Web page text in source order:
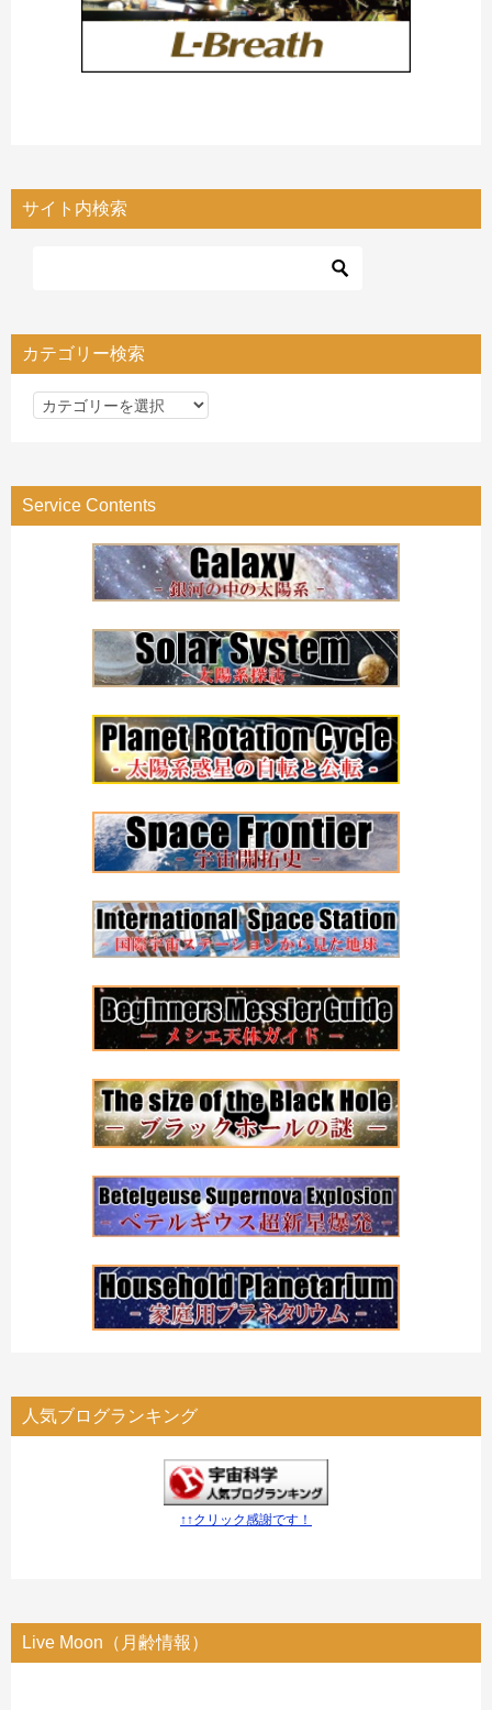
サイト内検索
カテゴリー検索
カ
リ
ー
Service Contents
人気ブログランキング
↑↑クリック感謝です！
Live Moon（月齢情報）